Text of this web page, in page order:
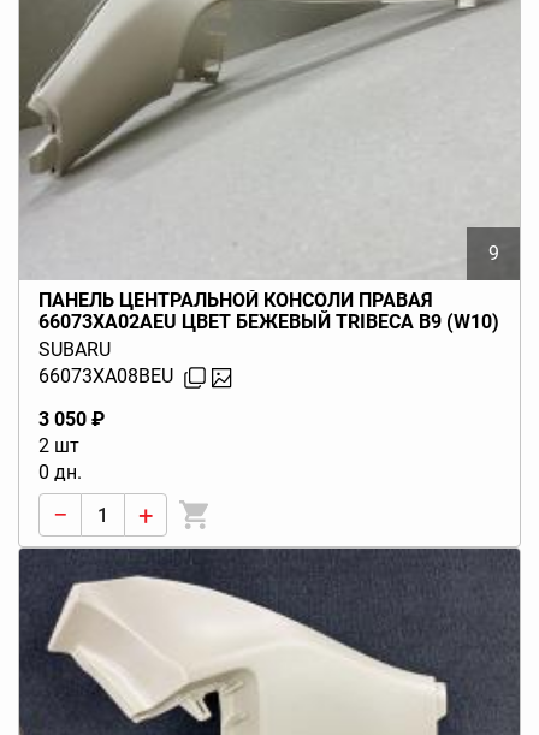
9
ПАНЕЛЬ ЦЕНТРАЛЬНОЙ КОНСОЛИ ПРАВАЯ
66073XA02AEU ЦВЕТ БЕЖЕВЫЙ TRIBECA B9 (W10)
2006-2014
SUBARU
66073XA08BEU
3 050 ₽
2 шт
0 дн.
− +